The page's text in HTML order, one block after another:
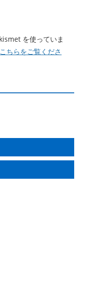
を使っていま
ちらをご覧くださ